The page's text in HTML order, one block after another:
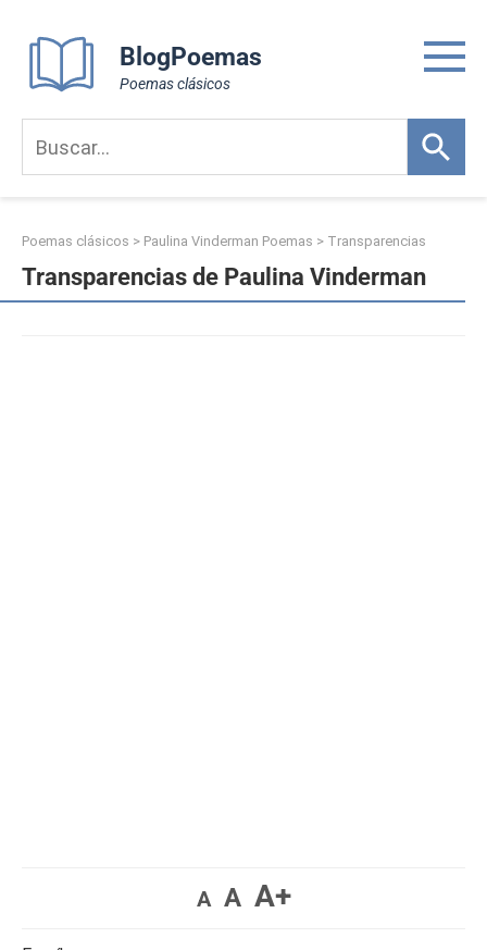
content
BlogPoemas
Poemas clásicos
Poemas clásicos > Paulina Vinderman Poemas > Transparencias
Transparencias de Paulina Vinderman
A A A+